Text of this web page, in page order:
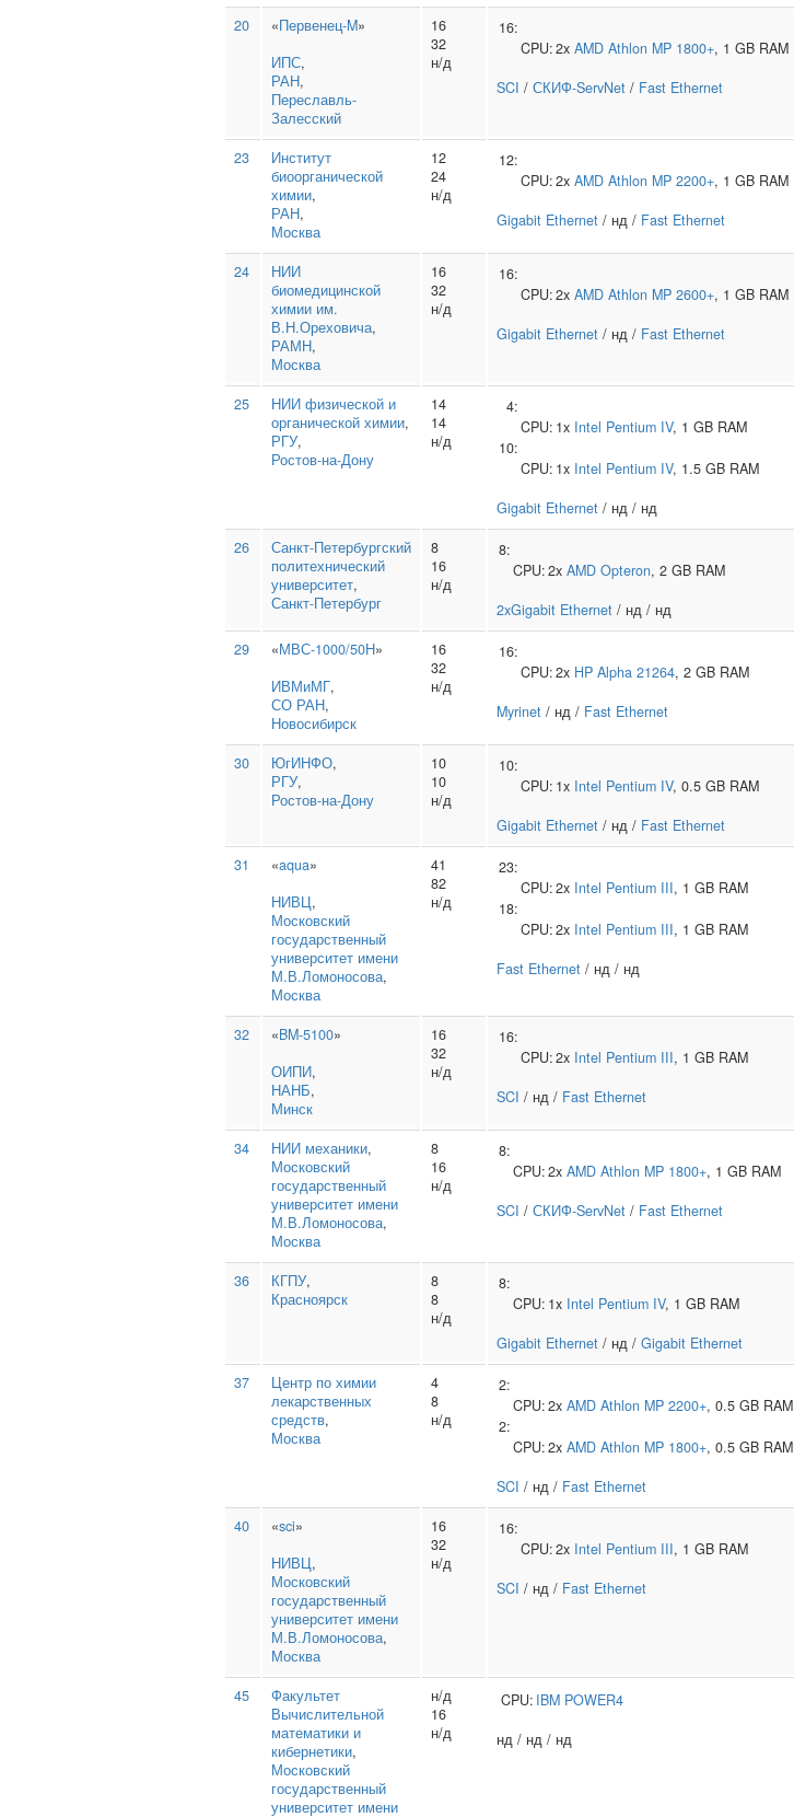
20
«Первенец-M»
ИПС,
РАН,
Переславль-
Залесский
16
32
н/д
16:
CPU:2x AMD Athlon MP 1800+, 1 GB RAM
SCI / СКИФ-ServNet / Fast Ethernet
23
Институт
биоорганической
химии,
РАН,
Москва
12
24
н/д
12:
CPU:2x AMD Athlon MP 2200+, 1 GB RAM
Gigabit Ethernet / нд / Fast Ethernet
24
НИИ
биомедицинской
химии им.
В.Н.Ореховича,
РАМН,
Москва
16
32
н/д
16:
CPU:2x AMD Athlon MP 2600+, 1 GB RAM
Gigabit Ethernet / нд / Fast Ethernet
25
НИИ физической и
органической химии,
РГУ,
Ростов-на-Дону
14
14
н/д
4:
CPU: 1x Intel Pentium IV, 1 GB RAM
10:
CPU: 1x Intel Pentium IV, 1.5 GB RAM
Gigabit Ethernet / нд / нд
26
Санкт‑Петербургский
политехнический
университет,
Санкт-Петербург
8
16
н/д
8:
CPU:2x AMD Opteron, 2 GB RAM
2xGigabit Ethernet / нд / нд
29 «МВС-1000/50Н»
ИВМиМГ,
СО РАН,
Новосибирск
16
32
н/д
16:
CPU:2x HP Alpha 21264, 2 GB RAM
Myrinet / нд / Fast Ethernet
30 ЮгИНФО,
РГУ,
Ростов-на-Дону
10
10
н/д
10:
CPU: 1x Intel Pentium IV, 0.5 GB RAM
Gigabit Ethernet / нд / Fast Ethernet
31 «aqua»
НИВЦ,
Московский
государственный
университет имени
М.В.Ломоносова,
Москва
41
82
н/д
23:
CPU:2x Intel Pentium III, 1 GB RAM
18:
CPU:2x Intel Pentium III, 1 GB RAM
Fast Ethernet / нд / нд
32 «BM-5100»
ОИПИ,
НАНБ,
Минск
16
32
н/д
16:
CPU:2x Intel Pentium III, 1 GB RAM
SCI / нд / Fast Ethernet
34 НИИ механики,
Московский
государственный
университет имени
М.В.Ломоносова,
Москва
8
16
н/д
8:
CPU:2x AMD Athlon MP 1800+, 1 GB RAM
SCI / СКИФ-ServNet / Fast Ethernet
36 КГПУ,
Красноярск
8
8
н/д
8:
CPU: 1x Intel Pentium IV, 1 GB RAM
Gigabit Ethernet / нд / Gigabit Ethernet
37
Центр по химии
лекарственных
средств,
Москва
4
8
н/д
2:
CPU:2x AMD Athlon MP 2200+, 0.5 GB RAM
2:
CPU:2x AMD Athlon MP 1800+, 0.5 GB RAM
SCI / нд / Fast Ethernet
40 «sci»
НИВЦ,
Московский
государственный
университет имени
М.В.Ломоносова,
Москва
16
32
н/д
16:
CPU:2x Intel Pentium III, 1 GB RAM
SCI / нд / Fast Ethernet
45
Факультет
Вычислительной
математики и
кибернетики,
Московский
государственный
университет имени
н/д
16
н/д
CPU: IBM POWER4
нд / нд / нд